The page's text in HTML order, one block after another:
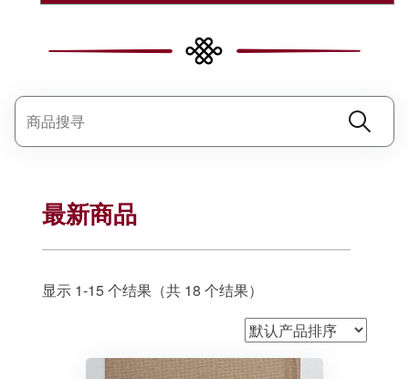
最新商品
显示 1-15 个结果（共 18 个结果）